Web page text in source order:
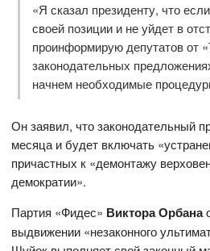
«Я сказал президенту, что
своей позиции и не уйдет в
проинформирую депутатов от
законодательных
начнем необходимые
Он заявил, что законодательный
месяца и будет включать
причастных к «демонтажу
демократии».
Партия «Фидес» Виктора Орбана
выдвижении «незаконного